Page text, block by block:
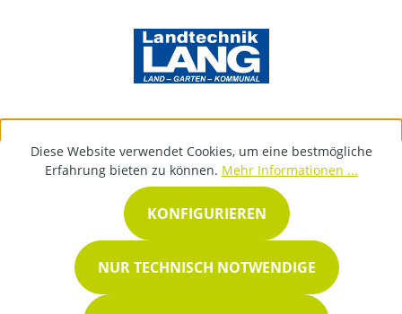
Diese Website verwendet Cookies, um eine bestmögliche
Erfahrung bieten zu können. Mehr Informationen ...
NUR TECHNISCH NOTWENDIGE
KONFIGURIEREN